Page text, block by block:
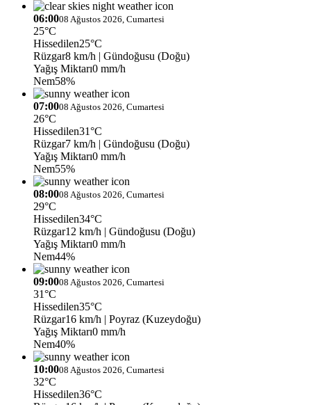
06:0008 Ağustos 2026, Cumartesi
25°C
Hissedilen25°C
Rüzgar8 km/h | Gündoğusu (Doğu)
Yağış Miktarı0 mm/h
Nem58%
07:0008 Ağustos 2026, Cumartesi
26°C
Hissedilen31°C
Rüzgar7 km/h | Gündoğusu (Doğu)
Yağış Miktarı0 mm/h
Nem55%
08:0008 Ağustos 2026, Cumartesi
29°C
Hissedilen34°C
Rüzgar12 km/h | Gündoğusu (Doğu)
Yağış Miktarı0 mm/h
Nem44%
09:0008 Ağustos 2026, Cumartesi
31°C
Hissedilen35°C
Rüzgar16 km/h | Poyraz (Kuzeydoğu)
Yağış Miktarı0 mm/h
Nem40%
10:0008 Ağustos 2026, Cumartesi
32°C
Hissedilen36°C